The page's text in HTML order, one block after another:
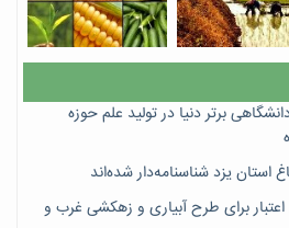
در جمع ۳ مرکز دانشگاهی برتر دنیا در تولید علم حوزه
تومان اعتبار برای طرح آبیاری و زهکشی غرب و